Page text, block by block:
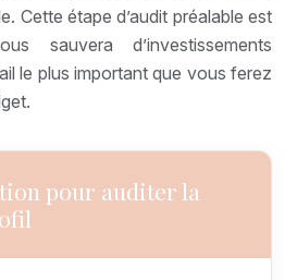
Cette étape d’audit préalable est
sauvera d’investissements
le plus important que vous ferez
pour auditer la